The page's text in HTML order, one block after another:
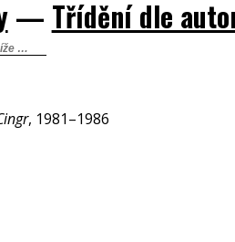
— Třídění dle
, 1981–1986